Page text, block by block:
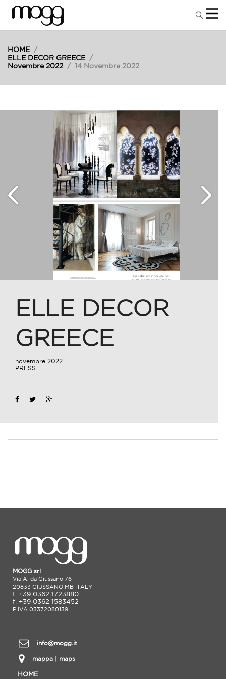
HOME /
ELLE DECOR GREECE /
Novembre 2022 / 14 Novembre 2022
Nov
ELLE DECOR
GREECE
novembre 2022
PRESS
MOGG srl
Via A. da Giussano 76
20833 GIUSSANO MB ITALY
t. +39 0362 1723880
f. +39 0362 1583452
P.IVA 03372080139
info@mogg.it
mappa | maps
HOME